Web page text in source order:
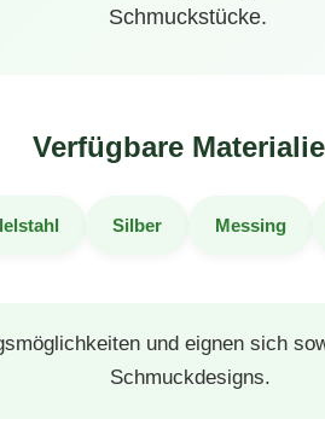
Schmuckstücke.
Verfügbare
Silber Messing
und eignen sich
Schmuckdesigns.